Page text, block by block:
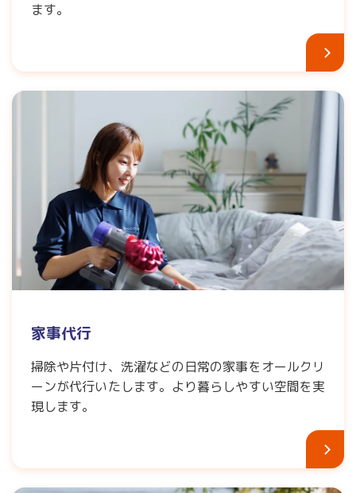
ます。
家事代行
掃除や片付け、洗濯などの日常の家事をオールクリ
ーンが代行いたします。より暮らしやすい空間を実
現します。